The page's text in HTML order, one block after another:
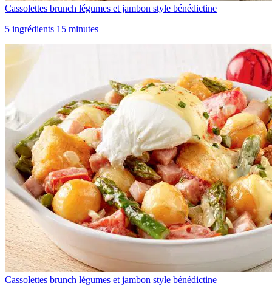
Cassolettes brunch légumes et jambon style bénédictine
5 ingrédients 15 minutes
Cassolettes brunch légumes et jambon style bénédictine